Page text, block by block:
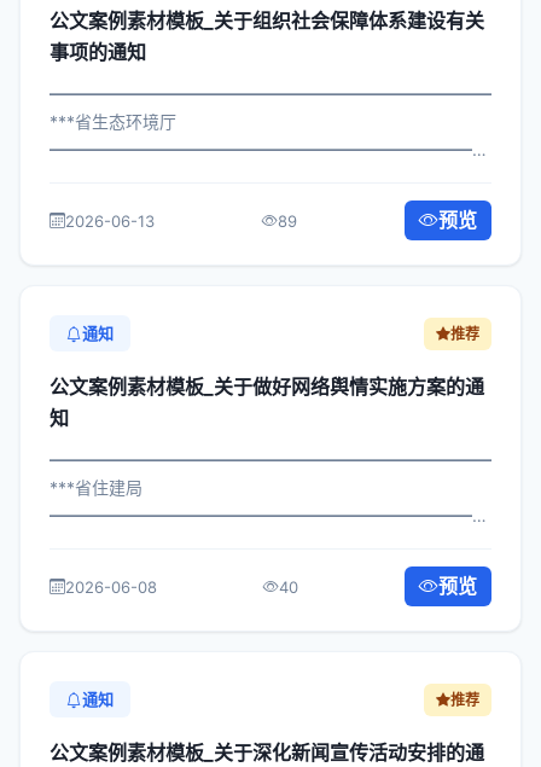
公文案例素材模板_关于组织社会保障体系建设有关
事项的通知
***省生态环境厅
门、各直属机构： 为深入贯彻落实...
2026-06-13 89 预览
通知 推荐
公文案例素材模板_关于做好网络舆情实施方案的通
知
***省住建局
属机构： 为深入贯彻落实习近平总书记...
2026-06-08 40 预览
通知 推荐
公文案例素材模板_关于深化新闻宣传活动安排的通